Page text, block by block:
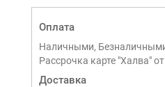
Оплата
Наличными,
Рассрочка карте "Халва"
Доставка